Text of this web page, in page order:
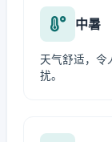
中暑
天气舒适，令
扰。